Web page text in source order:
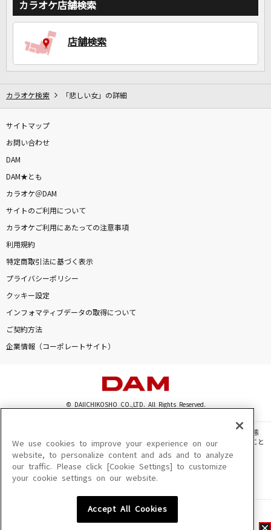
カラオケ店舗検索
店舗検索
カラオケ検索 「悲しい女」の詳細
サイトマップ
お問い合わせ
DAM
DAM★とも
カラオケ＠DAM
サイトのご利用について
カラオケご利用にあたっての注意事項
利用規約
特定商取引法に基づく表示
プライバシーポリシー
クッキー設定
インフォマティブデータの取得について
ご契約方法
企業情報（コーポレートサイト）
© DAIICHIKOSHO CO.,LTD. All Rights Reserved.
このサイトに掲載されている一切の文章・画像・写真・動画・音声等を、手段や形態
を問わず、著作権法の定める範囲を超えて無断で複製、転載、ファイル化などすること
を禁じます。
楽曲及びコンテンツは、機種によりご利用いただけない場合があります。
楽曲及びコンテンツの配信日、配信内容が変更になる場合があります。
We use cookies to improve your experience on our
website, to personalize content and ads and to analyze
our traffic. Please click [Cookie Settings] to customize
your cookie settings on our website.
Accept All Cookies